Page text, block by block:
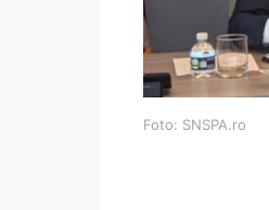
Foto: SNSPA.ro